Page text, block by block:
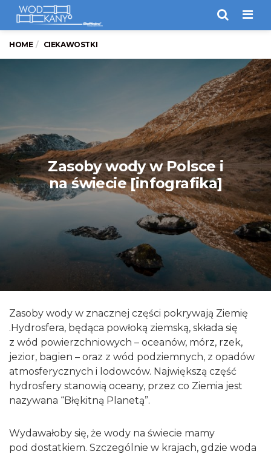
HOME CIEKAWOSTKI
Zasoby wody w Polsce i
na świecie [infografika]
Zasoby wody w znacznej części pokrywają Ziemię
.Hydrosfera, będąca powłoką ziemską, składa się
z wód powierzchniowych – oceanów, mórz, rzek,
jezior, bagien – oraz z wód podziemnych, z opadów
atmosferycznych i lodowców. Największą część
hydrosfery stanowią oceany, przez co Ziemia jest
nazywana “Błękitną Planetą”.
Wydawałoby się, że wody na świecie mamy
pod dostatkiem. Szczególnie w krajach, gdzie woda